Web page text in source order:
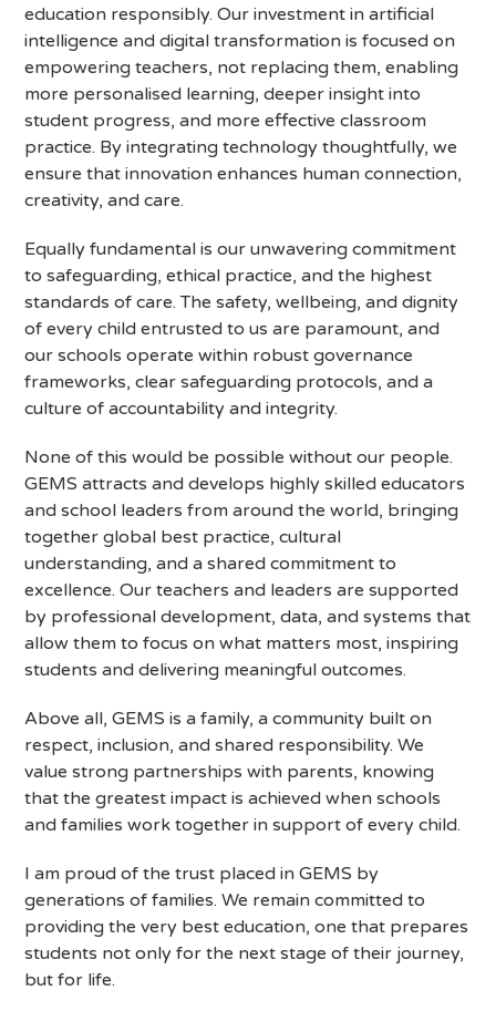
education responsibly. Our investment in artificial
intelligence and digital transformation is focused on
empowering teachers, not replacing them, enabling
more personalised learning, deeper insight into
student progress, and more effective classroom
practice. By integrating technology thoughtfully, we
ensure that innovation enhances human connection,
creativity, and care.
Equally fundamental is our unwavering commitment
to safeguarding, ethical practice, and the highest
standards of care. The safety, wellbeing, and dignity
of every child entrusted to us are paramount, and
our schools operate within robust governance
frameworks, clear safeguarding protocols, and a
culture of accountability and integrity.
None of this would be possible without our people.
GEMS attracts and develops highly skilled educators
and school leaders from around the world, bringing
together global best practice, cultural
understanding, and a shared commitment to
excellence. Our teachers and leaders are supported
by professional development, data, and systems that
allow them to focus on what matters most, inspiring
students and delivering meaningful outcomes.
Above all, GEMS is a family, a community built on
respect, inclusion, and shared responsibility. We
value strong partnerships with parents, knowing
that the greatest impact is achieved when schools
and families work together in support of every child.
I am proud of the trust placed in GEMS by
generations of families. We remain committed to
providing the very best education, one that prepares
students not only for the next stage of their journey,
but for life.